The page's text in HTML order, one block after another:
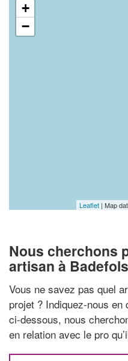
+
−
Leaflet | Map
Nous cherchons
artisan à
Vous ne savez pas quel
projet ? Indiquez-nous
ci-dessous, nous
en relation avec le pro